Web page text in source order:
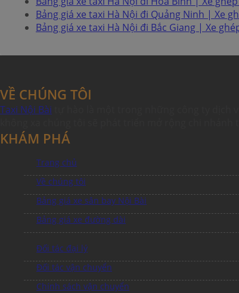
Bảng giá xe taxi Hà Nội đi Quảng Ninh | Xe
Bảng giá xe taxi Hà Nội đi Bắc Giang | Xe
VỀ CHÚNG TÔI
Taxi Nội Bài
KHÁM PHÁ
Trang chủ
Về chúng tôi
Bảng giá xe sân bay Nội Bài
Bảng giá xe đường dài
Đối tác đại lý
Đối tác vận chuyển
Chính sách vận chuyển